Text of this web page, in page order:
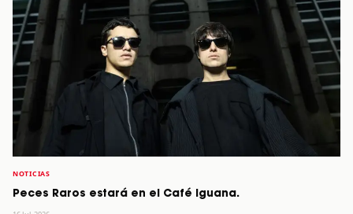
NOTICIAS
Peces Raros estará en el Café Iguana.